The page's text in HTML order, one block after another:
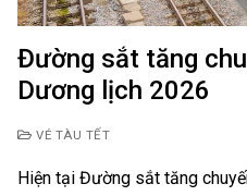
Đường sắt tăng
Dương lịch 2026
VÉ TÀU TẾT
Hiện tại Đường sắt tăng